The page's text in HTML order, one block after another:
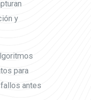
y
para
antes